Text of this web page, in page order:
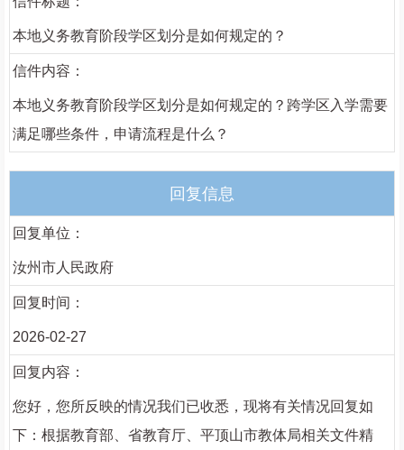
本地义务教育阶段学区划分是如何规定的？
信件内容：
本地义务教育阶段学区划分是如何规定的？跨学区入学需要
满足哪些条件，申请流程是什么？
回复信息
回复单位：
汝州市人民政府
回复时间：
2026-02-27
回复内容：
您好，您所反映的情况我们已收悉，现将有关情况回复如
下：根据教育部、省教育厅、平顶山市教体局相关文件精